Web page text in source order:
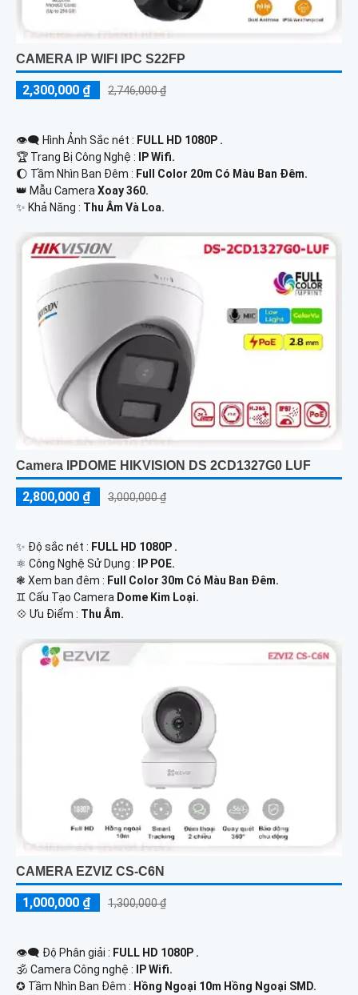
CAMERA IP WIFI IPC S22FP
2,300,000 ₫ 2,746,000 ₫
👁️‍🗨 Hình Ảnh Sắc nét : FULL HD 1080P .
🏆 Trang Bị Công Nghệ :
IP Wifi.
🌔 Tầm Nhìn Ban Đêm : Full Color 20m Có Màu Ban Đêm.
👑 Mẫu CameraXoay 360.
️✨ Khả Năng : Thu Âm Và Loa.
Camera IPDOME HIKVISION DS 2CD1327G0 LUF
2,800,000 ₫ 3,000,000 ₫
✨ Độ sắc nét : FULL HD 1080P .
⚛️ Công Nghệ Sử Dụng : IP POE.
❃ Xem ban đêm : Full Color 30m Có Màu Ban Đêm.
♊ Cấu Tạo Camera Dome Kim Loại.
️💠 Ưu Điểm : Thu Âm.
CAMERA EZVIZ CS-C6N
1,000,000 ₫ 1,300,000 ₫
👁️‍🗨 Độ Phân giải : FULL HD 1080P .
🕉️ Camera Công nghệ :
IP Wifi.
✪ Tầm Nhìn Ban Đêm : Hồng Ngoại 10m Hồng Ngoại SMD.